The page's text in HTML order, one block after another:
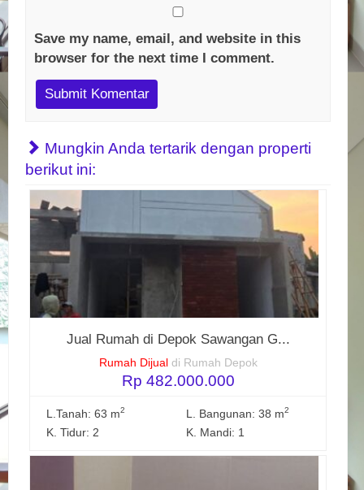
Save my name, email, and website in this
browser for the next time I comment.
Mungkin Anda tertarik dengan properti
berikut ini:
Jual Rumah di Depok Sawangan G...
Rumah Dijual di Rumah Depok
Rp 482.000.000
L.Tanah: 63 m2 L. Bangunan: 38 m2
K. Tidur: 2 K. Mandi: 1